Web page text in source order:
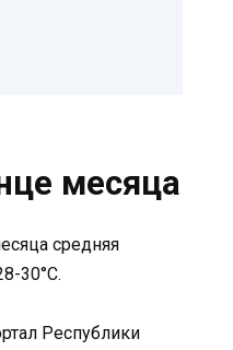
месяца
средняя
30°С.